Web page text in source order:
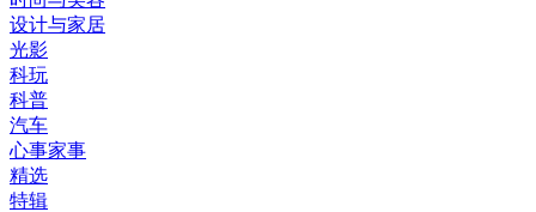
设计与家居
光影
科玩
科普
汽车
心事家事
精选
特辑